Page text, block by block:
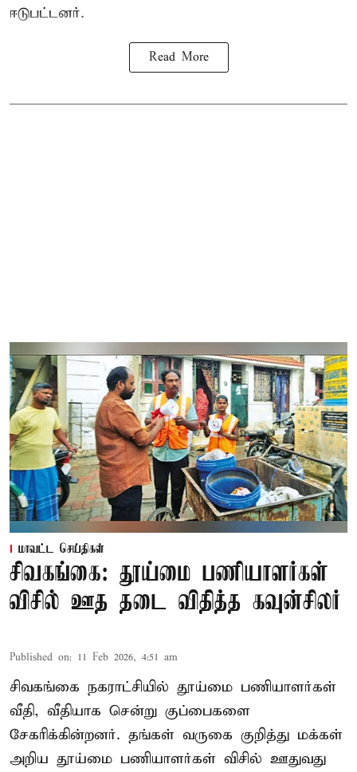
ஈடுபட்டனர்.
Read More
மாவட்ட செய்திகள்
சிவகங்கை: தூய்மை பணியாளர்கள்
விசில் ஊத தடை விதித்த கவுன்சிலர்
Published on: 11 Feb 2026, 4:51 am
சிவகங்கை நகராட்சியில் தூய்மை பணியாளர்கள்
வீதி, வீதியாக சென்று குப்பைகளை
சேகரிக்கின்றனர். தங்கள் வருகை குறித்து மக்கள்
அறிய தூய்மை பணியாளர்கள் விசில் ஊதுவது